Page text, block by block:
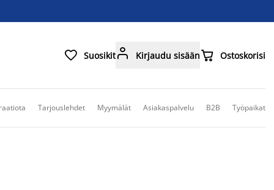
 Suosikit Kirjaudu sisään Ostoskorisi
Tarjouslehdet Myymälät Asiakaspalvelu B2B Työpaikat